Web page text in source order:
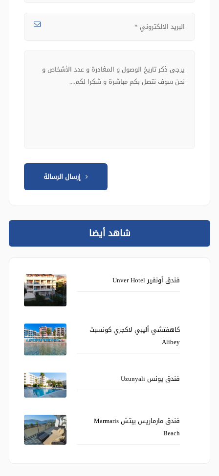
إرسال الرسالة
شاهد أيضا
فندق أونفير Unver Hotel
كاهفتشي أليبي لاكجري كونسبت
Alibey
فندق يونس Uzunyali
فندق مارماريس بيتش Marmaris
Beach